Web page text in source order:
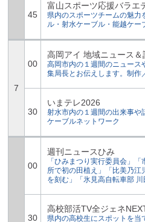
45
富山スポーツ応援バラエ
県内のスポーツチームの魅
ル・射水ケーブル・能越ケー
7
00
高岡アイ 地域ニュース＆
高岡市内の１週間のニュース
集局長とお伝えします。制作
30
いまテレ2026
射水市内の１週間の出来事や
ケーブルネットワーク
00
週刊ニュースひみ
「ひみまつり実行委員会」
所で初の田植え」「比美乃江
を刻む」「氷見高自転車部
30
高校部活TV全ジェネ
県内の高校生にスポットを当